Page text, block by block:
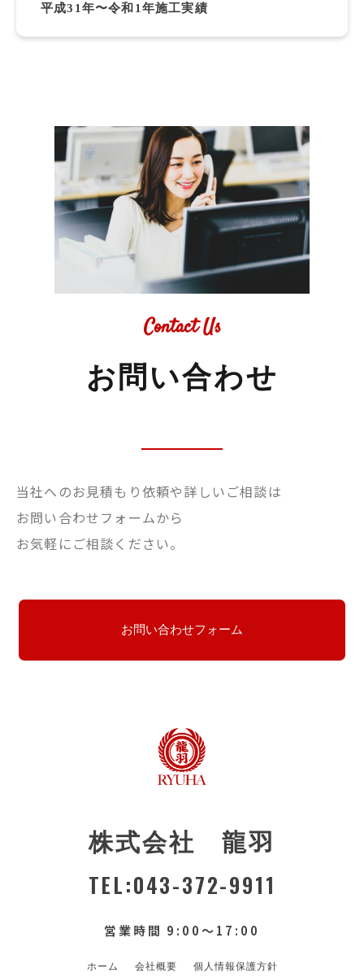
平成31年〜令和1年施工実績
Contact Us
お問い合わせ
当社へのお見積もり依頼や詳しいご相談は
お問い合わせフォームから
お気軽にご相談ください。
お問い合わせフォーム
株式会社 龍羽
TEL:043-372-9911
営業時間 9:00〜17:00
ホーム 会社概要 個人情報保護方針